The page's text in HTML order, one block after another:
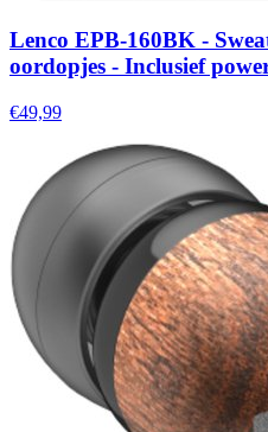
Lenco EPB-160BK -
oordopjes - Inclusief
€49,99